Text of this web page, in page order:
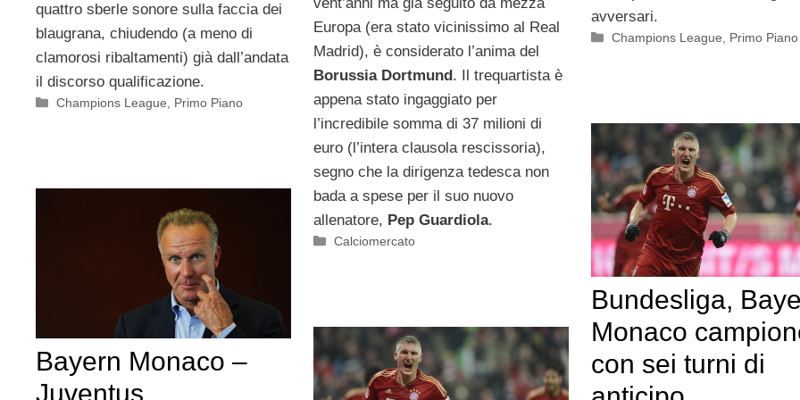
avversari.
Categorie
Champions League Primo Piano
quattro sberle sonore sulla faccia dei
blaugrana, chiudendo (a meno di
clamorosi ribaltamenti) già dall’andata
il discorso qualificazione.
Categorie
Champions League Primo Piano
Europa (era stato vicinissimo al Real
Madrid), è considerato l’anima del
Borussia Dortmund. Il trequartista è
appena stato ingaggiato per
l’incredibile somma di 37 milioni di
euro (l’intera clausola rescissoria),
segno che la dirigenza tedesca non
bada a spese per il suo nuovo
allenatore, Pep Guardiola.
Categorie
Calciomercato
Bundesliga,
Monaco
con sei turni di
Bayern Monaco –
Juventus,